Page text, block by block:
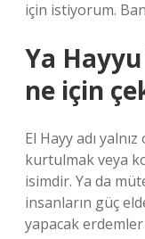
için istiyorum.
Ya
ne için
El Hayy adı
kurtulmak veya
isimdir. Ya da
insanların güç
yapacak erdemler